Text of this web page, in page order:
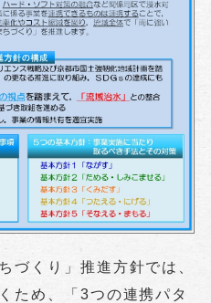
づくり」推進方針では、
ため、「3つの連携パタ